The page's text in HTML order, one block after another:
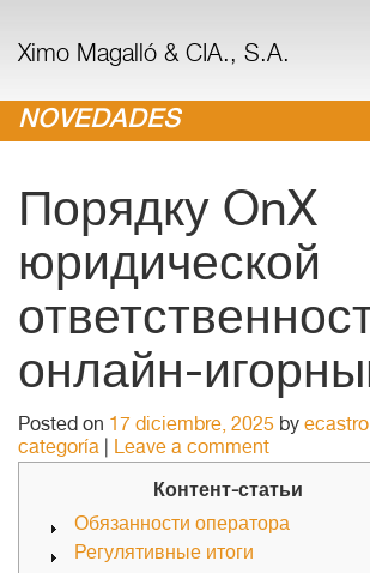
Ximo Magalló & CIA., S.A.
NOVEDADES
Порядку OnX
юридической
онлайн-
Posted on 17 diciembre, 2025 by
categoría
Leave a comment
Контент-статьи
Обязанности оператора
Регулятивные итоги